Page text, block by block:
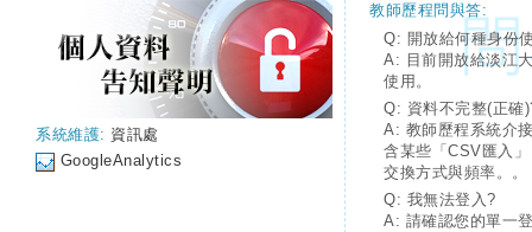
系統維護: 資訊處
GoogleAnalytics
教師歷程問與答:
Q: 開放給何種身份
A: 目前開放給淡江
使用。
Q: 資料不完整(正確
A: 教師歷程系統介
含某些「CSV匯入
交換方式與頻率。。
Q: 我無法登入?
A: 請確認您的單一